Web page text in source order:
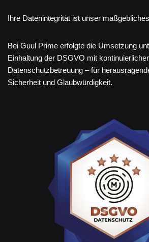
Ihre Datenintegrität ist unser
Bei Guul Prime erfolgte die Umsetzung
Einhaltung der DSGVO mit kontinuierlicher
Datenschutzbetreuung – für
Sicherheit und Glaubwürdigkeit.